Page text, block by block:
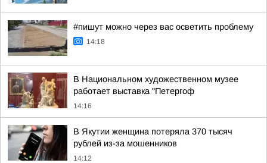
#пишут можно через вас осветить проблему
14:18
В Национальном художественном музее
работает выставка "Петергоф
14:16
В Якутии женщина потеряла 370 тысяч
рублей из-за мошенников
14:12